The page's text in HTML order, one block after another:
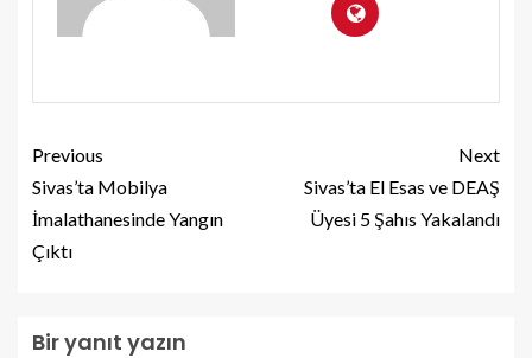
Previous
Sivas’ta Mobilya
İmalathanesinde Yangın
Çıktı
Next
Sivas’ta El Esas ve DEAŞ
Üyesi 5 Şahıs Yakalandı
Bir yanıt yazın